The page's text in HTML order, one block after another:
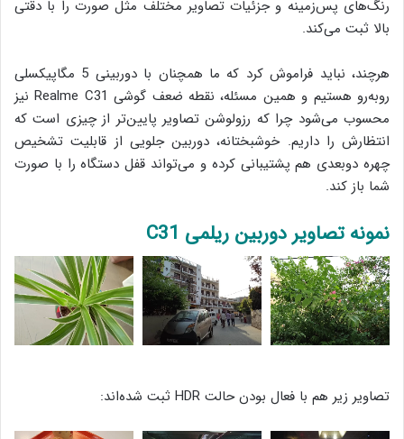
رنگ‌های پس‌زمینه و جزئیات تصاویر مختلف مثل صورت را با دقتی
بالا ثبت می‌کند.
هرچند، نباید فراموش کرد که ما همچنان با دوربینی 5 مگاپیکسلی
روبه‌رو هستیم و همین مسئله، نقطه ضعف گوشی Realme C31 نیز
محسوب می‌شود چرا که رزولوشن تصاویر پایین‌تر از چیزی است که
انتظارش را داریم. خوشبختانه، دوربین جلویی از قابلیت تشخیص
چهره دوبعدی هم پشتیبانی کرده و می‌تواند قفل دستگاه را با صورت
شما باز کند.
نمونه تصاویر دوربین ریلمی C31
تصاویر زیر هم با فعال بودن حالت HDR ثبت شده‌اند: